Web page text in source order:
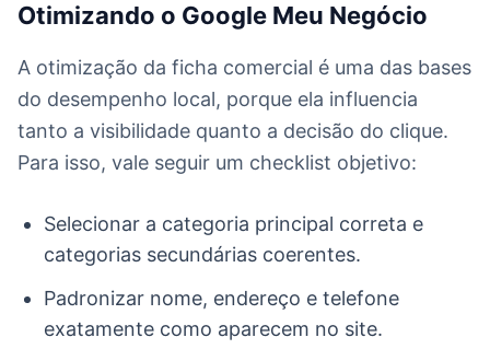
Otimizando o Google Meu Negócio
A otimização da ficha comercial é uma das bases
do desempenho local, porque ela influencia
tanto a visibilidade quanto a decisão do clique.
Para isso, vale seguir um checklist objetivo:
Selecionar a categoria principal correta e
categorias secundárias coerentes.
Padronizar nome, endereço e telefone
exatamente como aparecem no site.